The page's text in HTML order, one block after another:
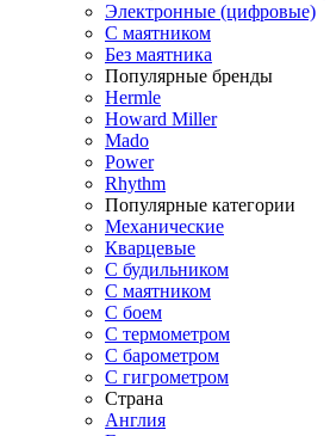
Электронные (цифровые)
С маятником
Без маятника
Популярные бренды
Hermle
Howard Miller
Mado
Power
Rhythm
Популярные категории
Механические
Кварцевые
С будильником
С маятником
С боем
С термометром
С барометром
С гигрометром
Страна
Англия